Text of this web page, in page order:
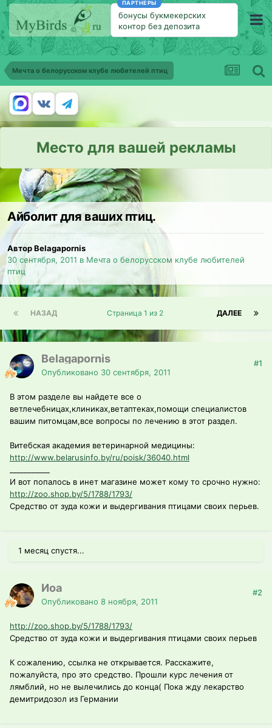
ПАРТНЕРЫ
бонусы букмекерских
контор без депозита
Мечта о белорусском клубе любителей птиц
Место для вашей рекламы
Айболит для ваших птиц.
Автор Belagapornis
30 сентября, 2011 в Мечта о белорусском клубе любителей
птиц
НАЗАД ДАЛЕЕ
Страница 1 из 2
Belagapornis
Опубликовано 30 сентября, 2011
#1
В этом разделе вы найдете все о
ветлечебницах,клиниках,ветаптеках,помощи специалистов
вашим питомцам,все вопросы по лечению в этот раздел.
Витебская академия ветеринарной медицины:
http://www.belarusinfo.by/ru/poisk/36040.html
И вот попалось в инет магазине может кому то срочно нужно:
http://zoo.shop.by/5/1788/1793/
Средство от зуда кожи и выдергивания птицами своих перьев.
1 месяц спустя...
Йоа
Опубликовано 8 ноября, 2011
#2
http://zoo.shop.by/5/1788/1793/
Средство от зуда кожи и выдергивания птицами своих перьев
К сожалению, ссылка не открывается. Расскажите,
пожалуйста, про это средство. Прошли курс лечения от
лямблий, но не вылечились до конца( Пока жду лекарство
демитридозол из Германии